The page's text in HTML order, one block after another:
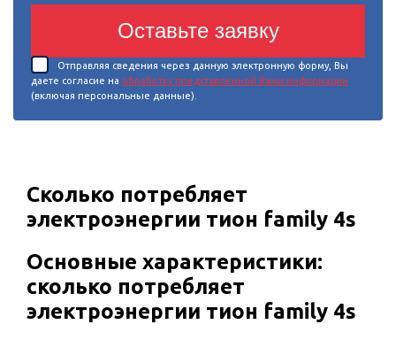
Оставьте заявку
Отправляя сведения через данную электронную форму, Вы
даете согласие на обработку представленной Вами информации
(включая персональные данные).
Сколько потребляет
электроэнергии тион family 4s
Основные характеристики:
сколько потребляет
электроэнергии тион family 4s